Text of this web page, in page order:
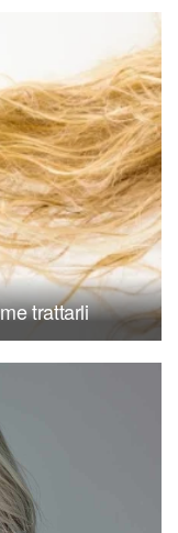
trattarli